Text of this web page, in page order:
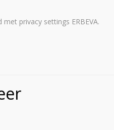
privacy settings ERBEVA.